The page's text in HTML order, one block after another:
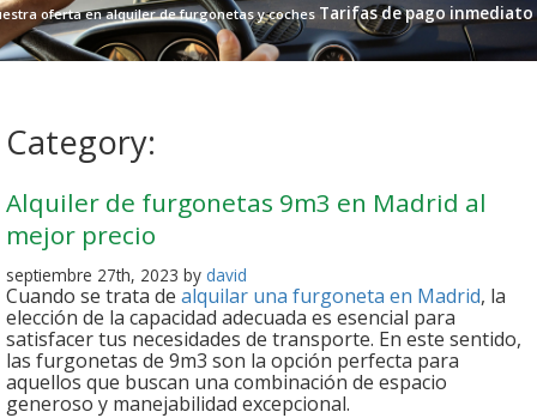
oferta en alquiler de furgonetas y coches Tarifas de pago inmediato
Category:
Alquiler de furgonetas 9m3 en Madrid al
mejor precio
septiembre 27th, 2023 by david
Cuando se trata de alquilar una furgoneta en Madrid, la
elección de la capacidad adecuada es esencial para
satisfacer tus necesidades de transporte. En este sentido,
las furgonetas de 9m3 son la opción perfecta para
aquellos que buscan una combinación de espacio
generoso y manejabilidad excepcional.